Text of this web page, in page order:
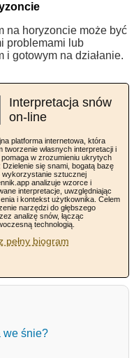
na horyzoncie może być
problemami lub
i gotowym na działanie.
Interpretacja snów
on-line
platforma internetowa, która
tworzenie własnych interpretacji i
w zrozumieniu ukrytych
się snami, bogatą bazę
wykorzystanie sztucznej
analizuje wzorce i
interpretacje, uwzględniając
i kontekst użytkownika. Celem
narzędzi do głębszego
analizę snów, łącząc
technologią.
pełny biogram
we śnie?